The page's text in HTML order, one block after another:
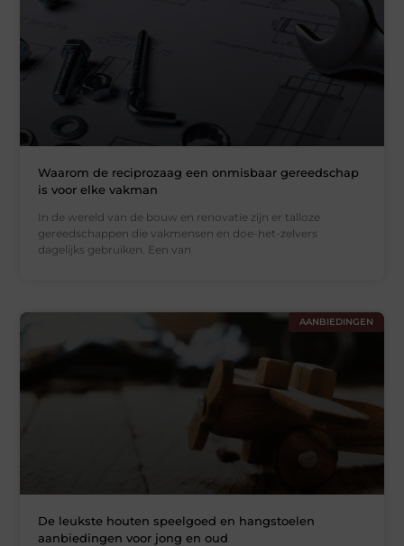
Waarom de reciprozaag een onmisbaar gereedschap
is voor elke vakman
In de wereld van de bouw en renovatie zijn er talloze
gereedschappen die vakmensen en doe-het-zelvers
dagelijks gebruiken. Een van
AANBIEDINGEN
De leukste houten speelgoed en hangstoelen
aanbiedingen voor jong en oud